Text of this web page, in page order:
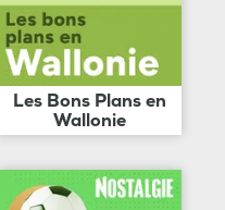
Les Bons Plans en
Wallonie